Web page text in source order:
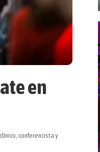
en
conferencista y